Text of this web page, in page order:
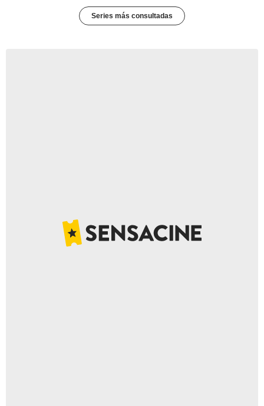
Series más consultadas